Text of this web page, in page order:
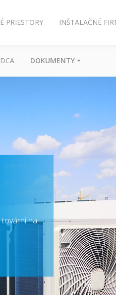
PRIESTORY INŠTALAČNÉ
DOKUMENTY
továrni na